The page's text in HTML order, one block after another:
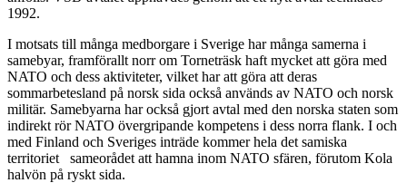
1992.
I motsats till många medborgare i Sverige har många samerna i
samebyar, framförallt norr om Torneträsk haft mycket att göra med
NATO och dess aktiviteter, vilket har att göra att deras
sommarbetesland på norsk sida också används av NATO och norsk
militär. Samebyarna har också gjort avtal med den norska staten som
indirekt rör NATO övergripande kompetens i dess norra flank. I och
med Finland och Sveriges inträde kommer hela det samiska
territoriet sameorådet att hamna inom NATO sfären, förutom Kola
halvön på ryskt sida.